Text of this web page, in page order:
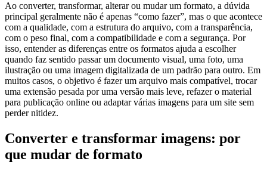
Ao converter, transformar, alterar ou mudar um formato, a dúvida
principal geralmente não é apenas “como fazer”, mas o que acontece
com a qualidade, com a estrutura do arquivo, com a transparência,
com o peso final, com a compatibilidade e com a segurança. Por
isso, entender as diferenças entre os formatos ajuda a escolher
quando faz sentido passar um documento visual, uma foto, uma
ilustração ou uma imagem digitalizada de um padrão para outro. Em
muitos casos, o objetivo é fazer um arquivo mais compatível, trocar
uma extensão pesada por uma versão mais leve, refazer o material
para publicação online ou adaptar várias imagens para um site sem
perder nitidez.
Converter e transformar imagens: por
que mudar de formato